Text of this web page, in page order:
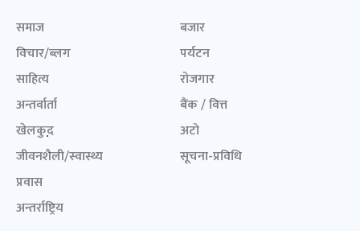
समाज
विचार/ब्लग
साहित्य
अन्तर्वार्ता
खेलकुद़़
जीवनशैली/स्वास्थ्य
प्रवास
अन्तर्राष्ट्रिय
बजार
पर्यटन
रोजगार
बैंक / वित्त
अटो
सूचना-प्रविधि